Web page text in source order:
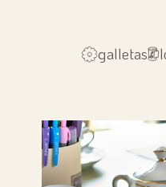
galletas